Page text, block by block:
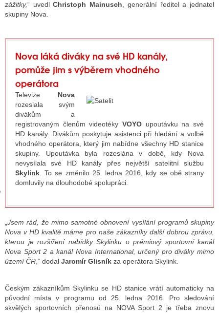
TISK
STÁT BLOGEREM
BLOGERA
DISKUTÉRA NA RADIOTV
STARŠÍCH DISKUZÍ
zážitky,“ uvedlChristoph Mainusch , generální ředitel a jednatel
skupiny Nova.
Nova láká diváky na své HD kanály,
pomůže jim s výběrem vhodného
operátora
Televize Nova
rozeslala svým
divákům a
registrovaným členům videotéky VOYO upoutávku na své
HD kanály. Divákům poskytuje asistenci při hledání a volbě
vhodného operátora, který jim nabídne všechny HD stanice
skupiny. Upoutávka byla rozeslána v době, kdy Nova
nevysílala své HD kanály přes největší satelitní službu
Skylink . To se změnilo 25. ledna 2016, kdy se obě strany
domluvily na dlouhodobé spolupráci.
Jsem rád, že mimo samotné obnovení vysílání programů skupiny
Nova v HD kvalitě máme pro naše zákazníky další dobrou zprávu,
kterou je rozšíření nabídky Skylinku o prémiový sportovní kanál
Nova Sport 2 a kanál Nova International, určený pro diváky mimo
území ČR ,” dodal Jaromír Glisník za operátora Skylink.
Českým zákazníkům Skylinku se HD stanice vrátí automaticky na
původní místa v programu od 25. ledna 2016. Pro sledování
skvělých sportovních přenosů na NOVA Sport 2 je třeba znovu